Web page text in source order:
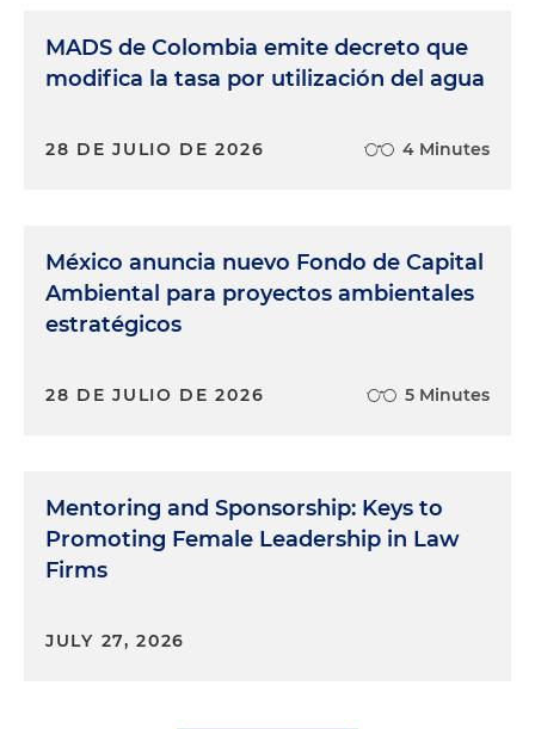
MADS de Colombia emite decreto que
modifica la tasa por utilización del agua
28 DE JULIO DE 2026 4 Minutes
México anuncia nuevo Fondo de Capital
Ambiental para proyectos ambientales
estratégicos
28 DE JULIO DE 2026 5 Minutes
Mentoring and Sponsorship: Keys to
Promoting Female Leadership in Law
Firms
JULY 27, 2026